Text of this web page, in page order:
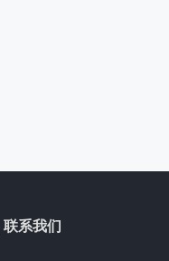
联系我们